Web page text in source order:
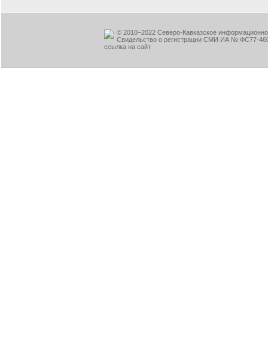
© 2010–2022 Северо-Кавказское
Свидельство о регистрации СМИ ИА № ФС77-
ссылка на сайт